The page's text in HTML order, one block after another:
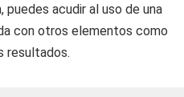
puedes acudir al uso de una
con otros elementos como
resultados.